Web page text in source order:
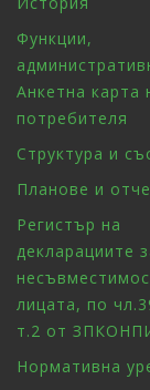
Функции,
Анкетна карта
потребителя
Структура и
Планове и
Регистър на
декларациите
лицата, по
т.2 от
Нормативна